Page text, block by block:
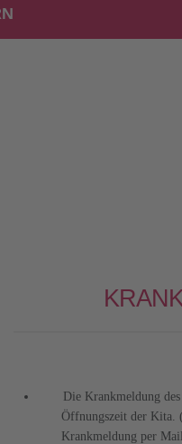
Die Krankmeldung
Öffnungszeit der Kita.
Krankmeldung per